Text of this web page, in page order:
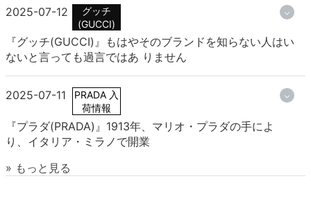
2025-07-12
グッチ
(GUCCI)
『グッチ(GUCCI)』もはやそのブランドを知らない人はい
ないと言っても過言ではあ りません
2025-07-11
PRADA 入
荷情報
『プラダ(PRADA)』1913年、マリオ・プラダの手によ
り、イタリア・ミラノで開業
» もっと見る